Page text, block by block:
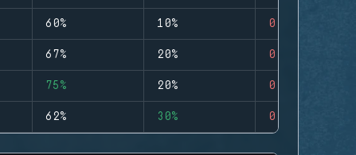
60% 10% 0
67% 20% 0
75% 20% 0
62% 30% 0